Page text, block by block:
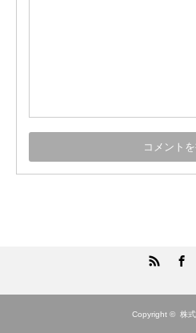
Instagram
Copyright © 株